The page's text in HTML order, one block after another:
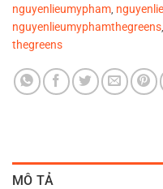
nguyenlieumypham,
nguyenlieumyphamthegreens,
thegreens
MÔ TẢ